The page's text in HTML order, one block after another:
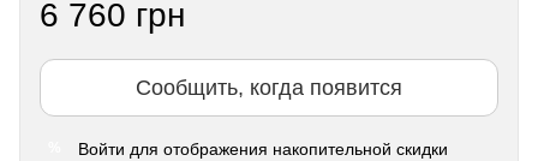
6 760 грн
Сообщить, когда появится
Войти для отображения накопительной скидки